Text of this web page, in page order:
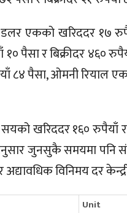
एकको खरिददर १७
पैसा र बिक्रीदर ४६०
८४ पैसा, ओमनी रियाल
खरिददर १६० रुपैयाँ र
जुनसुकै समयमा पनि
विनिमय दर
Unit